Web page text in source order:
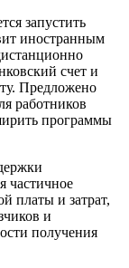
запустить
иностранным
счет и
Предложено
работников
программы
частичное
платы и затрат,
и
получения